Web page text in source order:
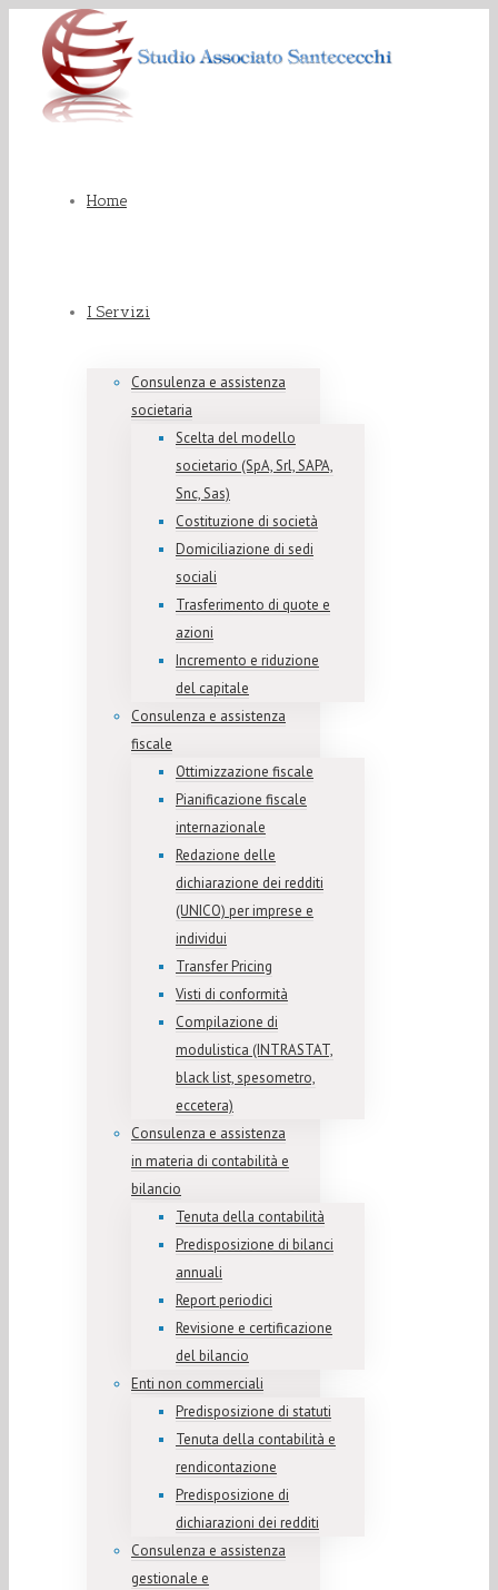
Home
I Servizi
Consulenza e assistenza
societaria
Scelta del modello
societario (SpA, Srl, SAPA,
Snc, Sas)
Costituzione di società
Domiciliazione di sedi
sociali
Trasferimento di quote e
azioni
Incremento e riduzione
del capitale
Consulenza e assistenza
fiscale
Ottimizzazione fiscale
Pianificazione fiscale
internazionale
Redazione delle
dichiarazione dei redditi
(UNICO) per imprese e
individui
Transfer Pricing
Visti di conformità
Compilazione di
modulistica (INTRASTAT,
black list, spesometro,
eccetera)
Consulenza e assistenza
in materia di contabilità e
bilancio
Tenuta della contabilità
Predisposizione di bilanci
annuali
Report periodici
Revisione e certificazione
del bilancio
Enti non commerciali
Predisposizione di statuti
Tenuta della contabilità e
rendicontazione
Predisposizione di
dichiarazioni dei redditi
Consulenza e assistenza
gestionale e